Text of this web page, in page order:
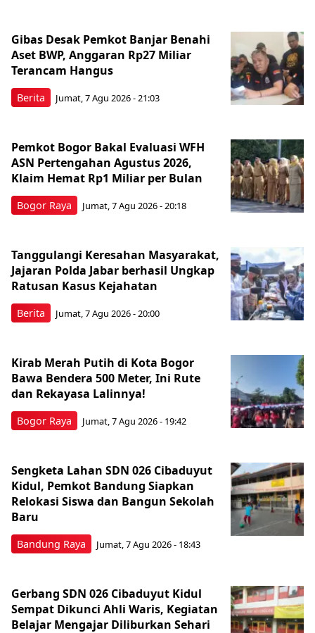
Berita
Gibas Desak Pemkot Banjar Benahi
Aset BWP, Anggaran Rp27 Miliar
Terancam Hangus
Jumat, 7 Agu 2026 - 21:03
Bogor Raya
Pemkot Bogor Bakal Evaluasi WFH
ASN Pertengahan Agustus 2026,
Klaim Hemat Rp1 Miliar per Bulan
Jumat, 7 Agu 2026 - 20:18
Berita
Tanggulangi Keresahan Masyarakat,
Jajaran Polda Jabar berhasil Ungkap
Ratusan Kasus Kejahatan
Jumat, 7 Agu 2026 - 20:00
Bogor Raya
Kirab Merah Putih di Kota Bogor
Bawa Bendera 500 Meter, Ini Rute
dan Rekayasa Lalinnya!
Jumat, 7 Agu 2026 - 19:42
Bandung Raya
Sengketa Lahan SDN 026 Cibaduyut
Kidul, Pemkot Bandung Siapkan
Relokasi Siswa dan Bangun Sekolah
Baru
Jumat, 7 Agu 2026 - 18:43
Gerbang SDN 026 Cibaduyut Kidul
Sempat Dikunci Ahli Waris, Kegiatan
Belajar Mengajar Diliburkan Sehari